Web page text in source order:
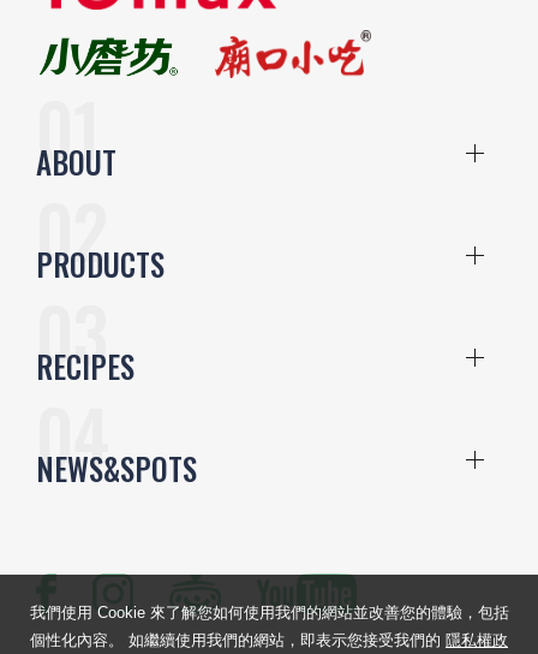
ABOUT
PRODUCTS
RECIPES
NEWS&SPOTS
我們使用 Cookie 來了解您如何使用我們的網站並改善您的體驗，包括
個性化內容。 如繼續使用我們的網站，即表示您接受我們的 隱私權政